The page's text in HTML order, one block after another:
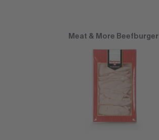
Meat & More Beefburger